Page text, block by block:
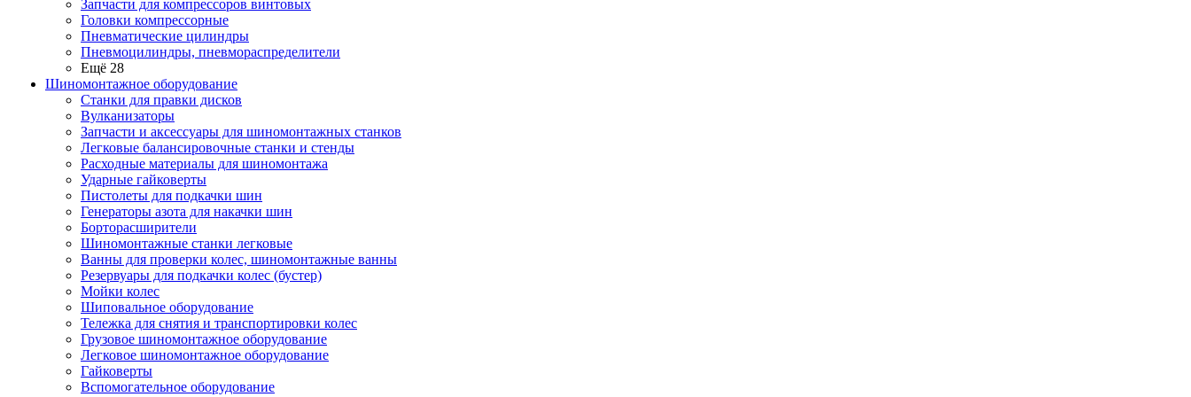
Запчасти для компрессоров винтовых
Головки компрессорные
Пневматические цилиндры
Пневмоцилиндры, пневмораспределители
Ещё 28
Шиномонтажное оборудование
Станки для правки дисков
Вулканизаторы
Запчасти и аксессуары для шиномонтажных станков
Легковые балансировочные станки и стенды
Расходные материалы для шиномонтажа
Ударные гайковерты
Пистолеты для подкачки шин
Генераторы азота для накачки шин
Борторасширители
Шиномонтажные станки легковые
Ванны для проверки колес, шиномонтажные ванны
Резервуары для подкачки колес (бустер)
Мойки колес
Шиповальное оборудование
Тележка для снятия и транспортировки колес
Грузовое шиномонтажное оборудование
Легковое шиномонтажное оборудование
Гайковерты
Вспомогательное оборудование